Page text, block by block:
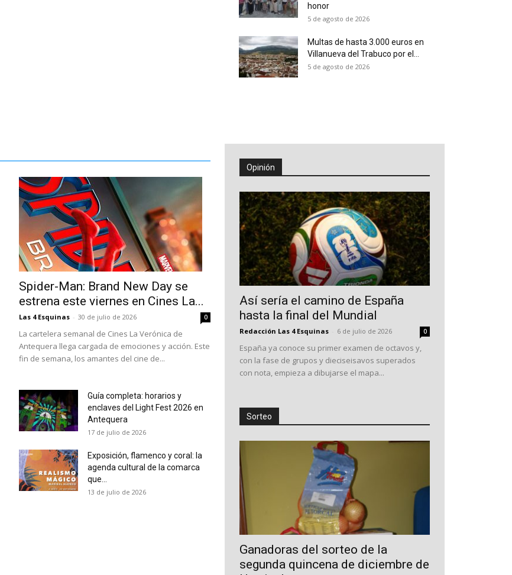
honor
5 de agosto de 2026
Multas de hasta 3.000 euros en
Villanueva del Trabuco por el...
5 de agosto de 2026
Spider-Man: Brand New Day se
estrena este viernes en Cines La...
Las 4 Esquinas - 30 de julio de 2026 0
La cartelera semanal de Cines La Verónica de
Antequera llega cargada de emociones y acción. Este
fin de semana, los amantes del cine de...
Guía completa: horarios y
enclaves del Light Fest 2026 en
Antequera
17 de julio de 2026
Exposición, flamenco y coral: la
agenda cultural de la comarca
que...
13 de julio de 2026
Opinión
Así sería el camino de España
hasta la final del Mundial
Redacción Las 4 Esquinas 6 de julio de 2026 0
España ya conoce su primer examen de octavos y,
con la fase de grupos y dieciseisavos superados
con nota, empieza a dibujarse el mapa...
Sorteo
Ganadoras del sorteo de la
segunda quincena de diciembre de